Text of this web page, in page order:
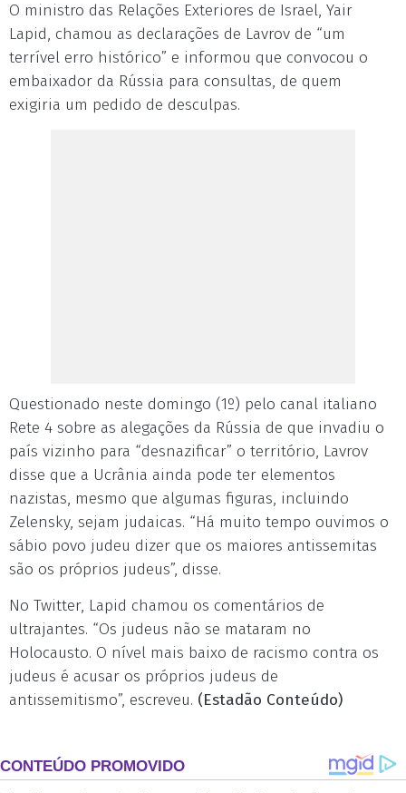
O ministro das Relações Exteriores de Israel, Yair
Lapid, chamou as declarações de Lavrov de “um
terrível erro histórico” e informou que convocou o
embaixador da Rússia para consultas, de quem
exigiria um pedido de desculpas.
Questionado neste domingo (1º) pelo canal italiano
Rete 4 sobre as alegações da Rússia de que invadiu o
país vizinho para “desnazificar” o território, Lavrov
disse que a Ucrânia ainda pode ter elementos
nazistas, mesmo que algumas figuras, incluindo
Zelensky, sejam judaicas. “Há muito tempo ouvimos o
sábio povo judeu dizer que os maiores antissemitas
são os próprios judeus”, disse.
No Twitter, Lapid chamou os comentários de
ultrajantes. “Os judeus não se mataram no
Holocausto. O nível mais baixo de racismo contra os
judeus é acusar os próprios judeus de
antissemitismo”, escreveu. (Estadão Conteúdo)